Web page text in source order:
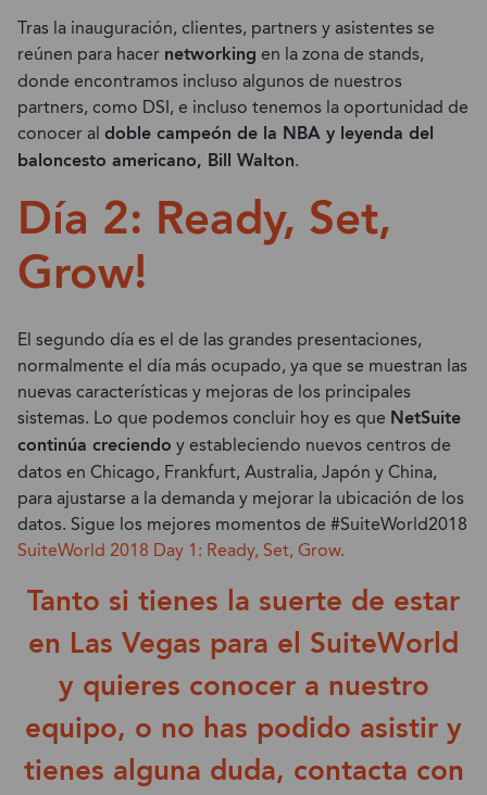
Tras la inauguración, clientes, partners y asistentes se
reúnen para hacer networking en la zona de stands,
donde encontramos incluso algunos de nuestros
partners, como DSI, e incluso tenemos la oportunidad de
conocer al doble campeón de la NBA y leyenda del
baloncesto americano, Bill Walton.
Día 2: Ready, Set,
Grow!
El segundo día es el de las grandes presentaciones,
normalmente el día más ocupado, ya que se muestran las
nuevas características y mejoras de los principales
sistemas. Lo que podemos concluir hoy es que NetSuite
continúa creciendo y estableciendo nuevos centros de
datos en Chicago, Frankfurt, Australia, Japón y China,
para ajustarse a la demanda y mejorar la ubicación de los
datos. Sigue los mejores momentos de #SuiteWorld2018
SuiteWorld 2018 Day 1: Ready, Set, Grow.
Tanto si tienes la suerte de estar
en Las Vegas para el SuiteWorld
y quieres conocer a nuestro
equipo, o no has podido asistir y
tienes alguna duda, contacta con